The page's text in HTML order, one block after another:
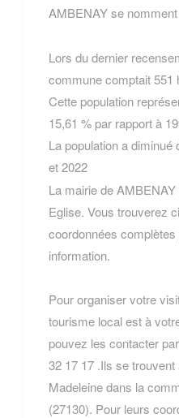
AMBENAY se
Lors du dernier
commune comptait 551
Cette population
15,61 % par rapport à
La population a diminué
et 2022
La mairie de
Eglise. Vous trouverez
coordonnées
information.
Pour organiser votre
tourisme local est à
pouvez les contacter
32 17 17 .Ils se
Madeleine dans la
(27130). Pour leurs